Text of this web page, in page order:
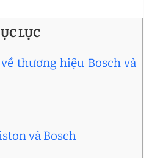
LỤC
thương hiệu Bosch và
và Bosch